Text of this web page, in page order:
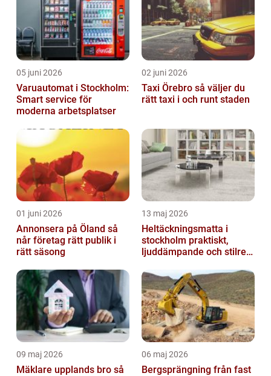
05 juni 2026
Varuautomat i Stockholm:
Smart service för
moderna arbetsplatser
02 juni 2026
Taxi Örebro så väljer du
rätt taxi i och runt staden
01 juni 2026
Annonsera på Öland så
når företag rätt publik i
rätt säsong
13 maj 2026
Heltäckningsmatta i
stockholm praktiskt,
ljuddämpande och stilrent
09 maj 2026
Mäklare upplands bro så
06 maj 2026
Bergsprängning från fast